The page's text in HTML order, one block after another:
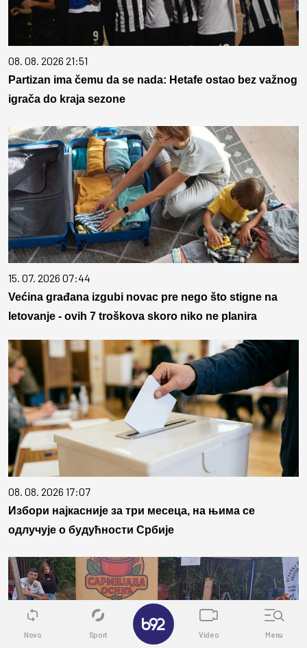
08. 08. 2026 21:51
Partizan ima čemu da se nada: Hetafe ostao bez važnog
igrača do kraja sezone
15. 07. 2026 07:44
Većina građana izgubi novac pre nego što stigne na
letovanje - ovih 7 troškova skoro niko ne planira
08. 08. 2026 17:07
Избори најкасније за три месеца, на њима се
одлучује о будућности Србије
Novo Sport Video Menu
✕